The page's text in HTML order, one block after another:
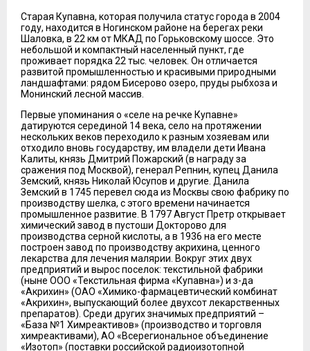
Старая Купавна, которая получила статус города в 2004
году, находится в Ногинском районе на берегах реки
Шаловка, в 22 км от МКАД по Горьковскому шоссе. Это
небольшой и компактный населенный пункт, где
проживает порядка 22 тыс. человек. Он отличается
развитой промышленностью и красивыми природными
ландшафтами: рядом Бисерово озеро, пруды рыбхоза и
Монинский лесной массив.
Первые упоминания о «селе на речке Купавне»
датируются серединой 14 века, село на протяжении
нескольких веков переходило к разным хозяевам или
отходило вновь государству, им владели дети Ивана
Калиты, князь Дмитрий Пожарский (в награду за
сражения под Москвой), генерал Репнин, купец Данила
Земский, князь Николай Юсупов и другие. Данила
Земский в 1745 перевел сюда из Москвы свою фабрику по
производству шелка, с этого времени начинается
промышленное развитие. В 1797 Август Претр открывает
химический завод в пустоши Докторово для
производства серной кислоты, а в 1936 на его месте
построен завод по производству акрихина, ценного
лекарства для лечения малярии. Вокруг этих двух
предприятий и вырос поселок: текстильной фабрики
(ныне ООО «Текстильная фирма «Купавна») и з-да
«Акрихин» (ОАО «Химико-фармацевтический комбинат
«Акрихин», выпускающий более двухсот лекарственных
препаратов). Среди других значимых предприятий –
«База №1 Химреактивов» (производство и торговля
химреактивами), АО «Всерегиональное объединение
«Изотоп» (поставки российской радиоизотопной